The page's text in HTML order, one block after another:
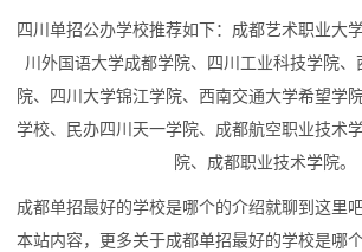
四川单招公办学校推荐如下：成都艺术职业大
川外国语大学成都学院、四川工业科技学院
院、四川大学锦江学院、西南交通大学希望学
学校、民办四川天一学院、成都航空职业技术
院、成都职业技术学院。
成都单招最好的学校是哪个的介绍就聊到这里
本站内容，更多关于成都单招最好的学校是哪